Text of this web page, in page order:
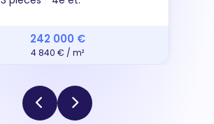
242 000 €
4 840 € / m²